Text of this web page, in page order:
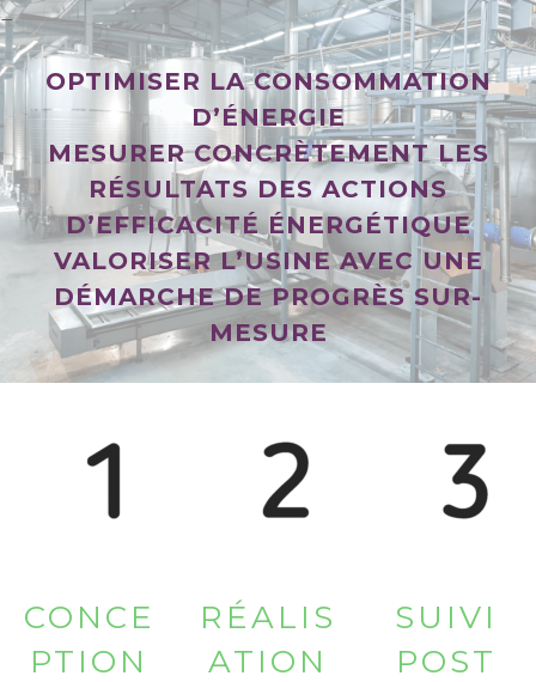
–
OPTIMISER LA CONSOMMATION
D’ÉNERGIE
MESURER CONCRÈTEMENT LES
RÉSULTATS DES ACTIONS
D’EFFICACITÉ ÉNERGÉTIQUE
VALORISER L’USINE AVEC UNE
DÉMARCHE DE PROGRÈS SUR-
MESURE
CONCE
PTION
RÉALIS
ATION
SUIVI
POST